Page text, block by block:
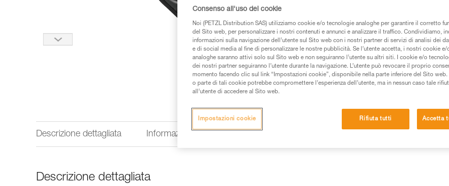
Descrizione dettagliata Informazioni tecniche
Descrizione dettagliata
Consenso all'uso dei cookie
Noi (PETZL Distribution SAS) utilizziamo cookie e/o tecnologie analoghe per garantire il corretto
del Sito web, per personalizzare i nostri contenuti e annunci e analizzare il traffico. Condividiamo,
informazioni sulla navigazione dell’utente sul Sito web con i nostri partner di servizi di analisi dei
e di social media al fine di personalizzare le nostre pubblicità. Se l’utente accetta, i nostri cookie
analoghe saranno attivi solo sul Sito web e non seguiranno l’utente su altri siti. I cookie e/o
dei nostri partner seguiranno l’utente durante la navigazione. L’utente può revocare il proprio
momento facendo clic sul link “Impostazioni cookie”, disponibile nella parte inferiore del Sito
o parte di tali cookie potrebbe compromettere l’esperienza dell’utente, ma in nessun caso tale
all’utente di accedere al Sito web.
Rifiuta tutti Accetta
Impostazioni cookie